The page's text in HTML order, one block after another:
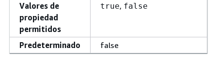
Valores de
propiedad
permitidos
true, false
Predeterminado false